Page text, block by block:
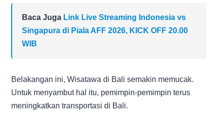
Baca Juga Link Live Streaming Indonesia vs
Singapura di Piala AFF 2026, KICK OFF 20.00
WIB
Belakangan ini, Wisatawa di Bali semakin memucak.
Untuk menyambut hal itu, pemimpin-pemimpin terus
meningkatkan transportasi di Bali.